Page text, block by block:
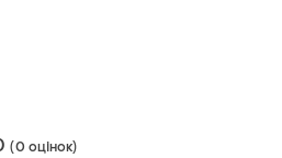
(0 оцінок)